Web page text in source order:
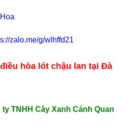
zalo.me/g/wlhffd21
hòa lót chậu lan tại Đà
ty TNHH Cây Xanh Cảnh Quan